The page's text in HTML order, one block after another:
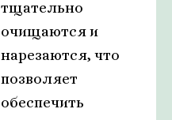
тщательно
очищаются и
нарезаются, что
позволяет
обеспечить